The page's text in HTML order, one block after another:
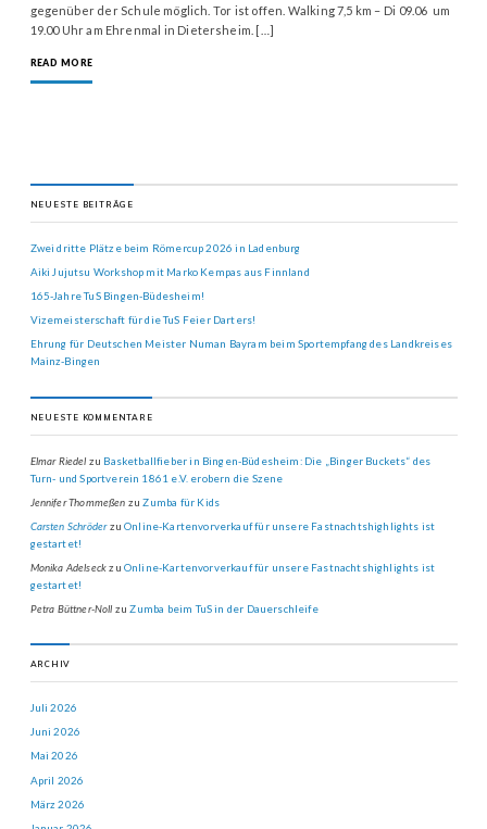
gegenüber der Schule möglich. Tor ist offen. Walking 7,5 km – Di 09.06 um
19.00 Uhr am Ehrenmal in Dietersheim. […]
READ MORE
NEUESTE BEITRÄGE
Zwei dritte Plätze beim Römercup 2026 in Ladenburg
Aiki Jujutsu Workshop mit Marko Kempas aus Finnland
165-Jahre TuS Bingen-Büdesheim!
Vizemeisterschaft für die TuS Feier Darters!
Ehrung für Deutschen Meister Numan Bayram beim Sportempfang des Landkreises
Mainz-Bingen
NEUESTE KOMMENTARE
Elmar Riedel zu Basketballfieber in Bingen-Büdesheim: Die „Binger Buckets“ des
Turn- und Sportverein 1861 e.V. erobern die Szene
Jennifer Thommeßen zuZumba für Kids
Carsten SchröderzuOnline-Kartenvorverkauf für unsere Fastnachtshighlights ist
gestartet!
Monika Adelseckzu Online-Kartenvorverkauf für unsere Fastnachtshighlights ist
gestartet!
Petra Büttner-Noll zuZumba beim TuS in der Dauerschleife
ARCHIV
Juli 2026
Juni 2026
Mai 2026
April 2026
März 2026